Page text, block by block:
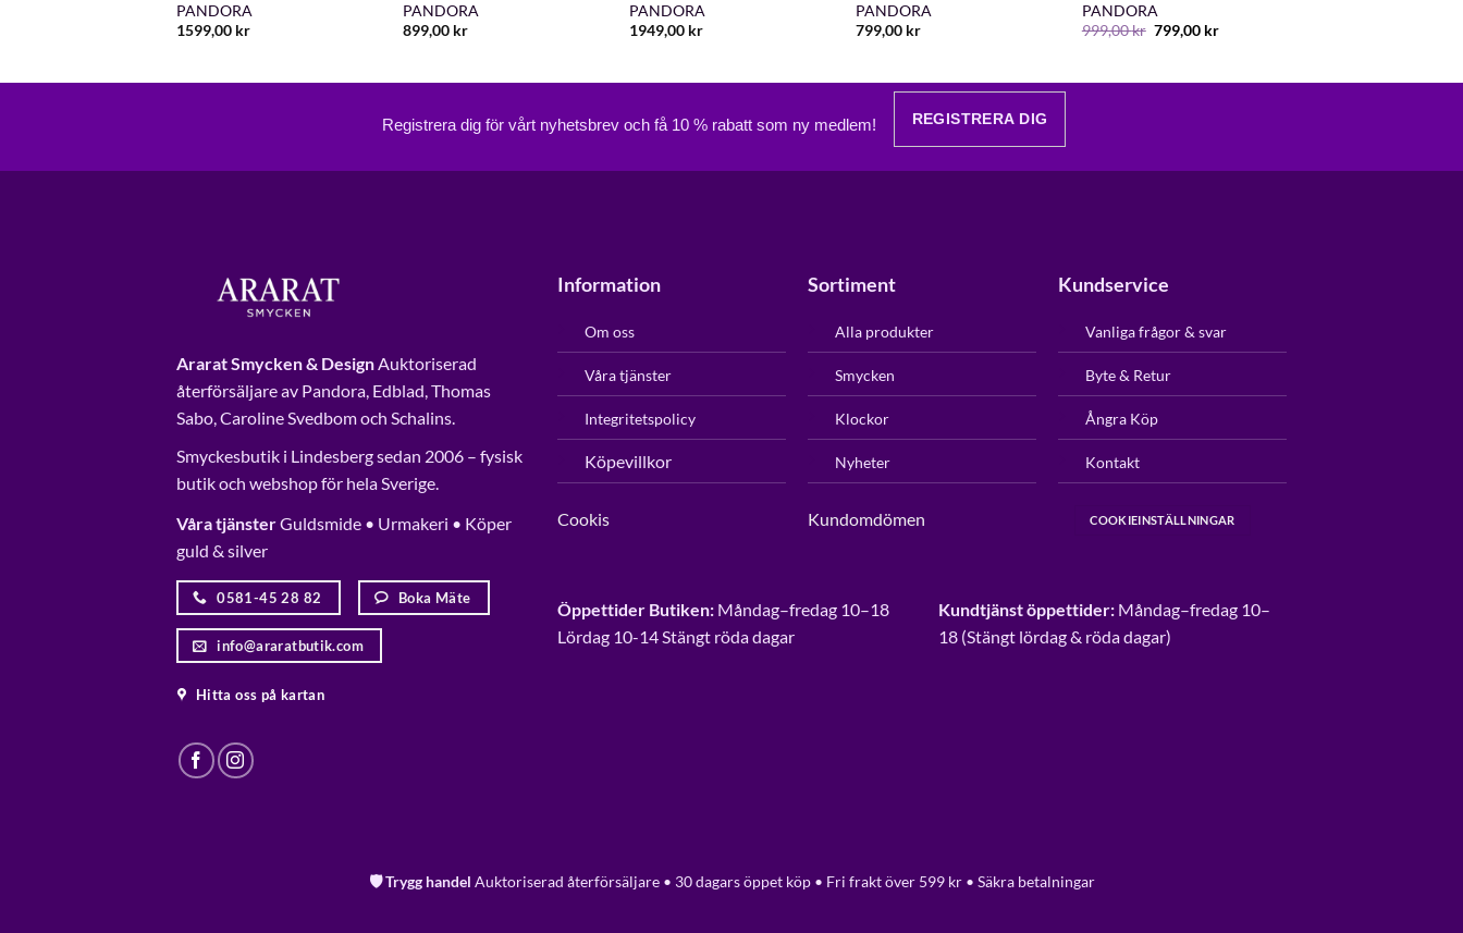
PANDORA
1599,00 kr
PANDORA
899,00 kr
PANDORA
1949,00 kr
PANDORA
799,00 kr
PANDORA
999,00kr Det
ursprungliga
799,00 krDet
Registrera dig för vårt nyhetsbrev och få 10 % rabatt som ny medlem! REGISTRERA DIG
Ararat Smycken & Design Auktoriserad
återförsäljare av Pandora, Edblad, Thomas
Sabo, Caroline Svedbom och Schalins.
Smyckesbutik i Lindesberg sedan 2006 – fysisk
butik och webshop för hela Sverige.
Våra tjänsterGuldsmide • Urmakeri • Köper
guld & silver
0581-45 28 82 Boka Mäte
info@araratbutik.com
Hitta oss på kartan
Information
Om oss
Våra tjänster
Integritetspolicy
Köpevillkor
Cookis
Sortiment
Alla produkter
Smycken
Klockor
Nyheter
Kundomdömen
Kundservice
Vanliga frågor & svar
Byte & Retur
Ångra Köp
Kontakt
COOKIEINSTÄLLNINGAR
Öppettider Butiken: Måndag–fredag 10–18
Lördag 10-14 Stängt röda dagar
Kundtjänst öppettider: Måndag–fredag 10–
18 (Stängt lördag & röda dagar)
🛡️ Trygg handel Auktoriserad återförsäljare • 30 dagars öppet köp • Fri frakt över 599 kr • Säkra betalningar